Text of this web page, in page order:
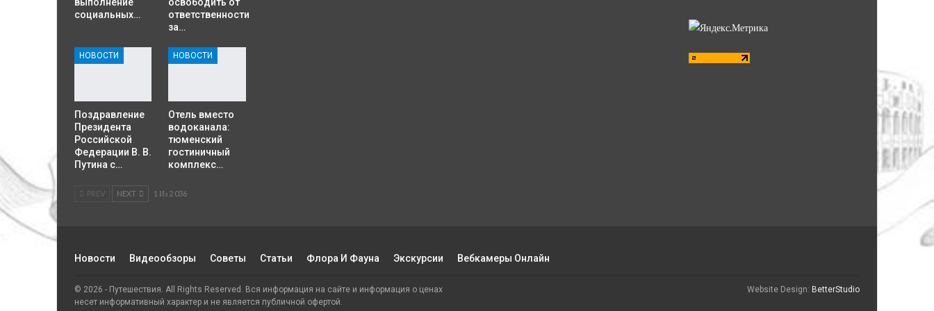
выполнение
социальных…
освободить от
ответственности
за…
НОВОСТИ
Поздравление
Президента
Российской
Федерации В. В.
Путина с…
НОВОСТИ
Отель вместо
водоканала:
тюменский
гостиничный
комплекс…
PREV NEXT 1 Из 2 036
Новости Видеообзоры Советы Статьи Флора И Фауна Экскурсии Вебкамеры Онлайн
© 2026 - Путешествия. All Rights Reserved. Вся информация на сайте и информация о ценах
несет информативный характер и не является публичной офертой.
Website Design: BetterStudio